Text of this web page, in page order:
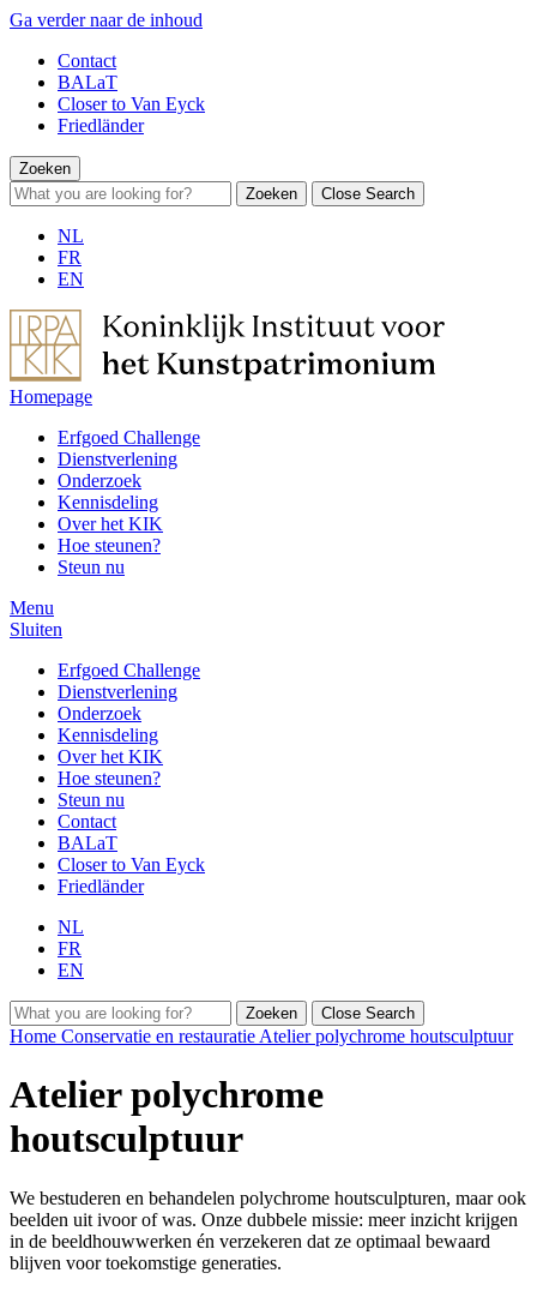
Ga verder naar de inhoud
Contact
BALaT
Closer to Van Eyck
Friedländer
Zoeken
Zoeken
Close Search
NL
FR
EN
Homepage
Erfgoed Challenge
Dienstverlening
Onderzoek
Kennisdeling
Over het KIK
Hoe steunen?
Steun nu
Menu
Sluiten
Erfgoed Challenge
Dienstverlening
Onderzoek
Kennisdeling
Over het KIK
Hoe steunen?
Steun nu
Contact
BALaT
Closer to Van Eyck
Friedländer
NL
FR
EN
Zoeken Close Search
Home Conservatie en restauratie Atelier polychrome houtsculptuur
Atelier polychrome
houtsculptuur
We bestuderen en behandelen polychrome houtsculpturen, maar ook
beelden uit ivoor of was. Onze dubbele missie: meer inzicht krijgen
in de beeldhouwwerken én verzekeren dat ze optimaal bewaard
blijven voor toekomstige generaties.